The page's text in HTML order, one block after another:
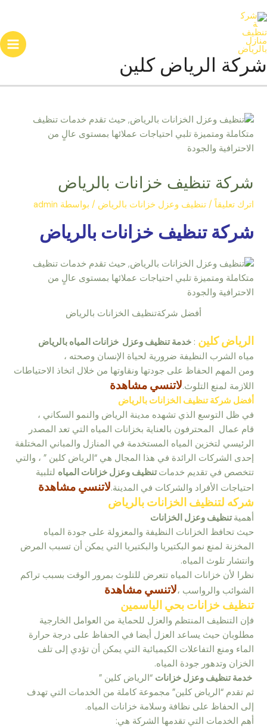
إلى
المحتوى
شركة الرياض كلين
شركة تنظيف خزانات بالرياض
اترك تعليقاً /تنظيف وعزل خزانات بالرياض / بواسطة admin
شركة تنظيف خزانات بالرياض
أفضل شركةتنظيف الخزانات بالرياض
الرياض كلين :خدمة تنظيف وعزل خزانات المياه بالرياض
مياه الشرب النظيفة ضرورية لحياة الإنسان وصحته ،
ومن المهم الحفاظ على جودتها ونقاوتها من خلال اتخاذ الاحتياطات
اللازمة لمنع التلوث.لاتنسي مشاهدة
أفضل شركة تنظيف الخزانات بالرياض
في ظل التوسع الذي تشهده مدينة الرياض والنمو السكاني ،
قام عمال المحترفون بالعناية بخزانات المياه التي تعد المصدر
الرئيسي لتخزين المياه المستخدمة في المنازل والمباني المختلفة
إحدى الشركات الرائدة في هذا المجال هي “الرياض كلين ” ، والتي
تتخصص في تقديم خدماتتنظيف وعزل خزانات المياه لتلبية
احتياجات الأفراد والشركات في المدينة.لاتنسي مشاهدة
شركه لتنظيف الخزانات بالرياض
أهميةتنظيف وعزل الخزانات
حيث تحافظ الخزانات النظيفة والمعزولة على جودة المياه
المخزنة لمنع نمو البكتيريا والبكتيريا التي يمكن أن تسبب المرض
وانتشار تلوث المياه.
نظرا لأن خزانات المياه تتعرض للتلوث بمرور الوقت بسبب تراكم
الشوائب والرواسب ،لاتنسي مشاهدة
تنظيف خزانات بحي الياسمين
فإن التنظيف المنتظم والعزل للحماية من العوامل الخارجية
مطلوبان حيث يساعد العزل أيضا في الحفاظ على درجة حرارة
الماء ومنع التفاعلات الكيميائية التي يمكن أن تؤدي إلى تلف
الخزان وتدهور جودة المياه.
خدمة تنظيف وعزل خزانات “الرياض كلين ”
ثم تقدم “الرياض كلين” مجموعة كاملة من الخدمات التي تهدف
إلى الحفاظ على نظافة وسلامة خزانات المياه.
أهم الخدمات التي تقدمها الشركة هي: